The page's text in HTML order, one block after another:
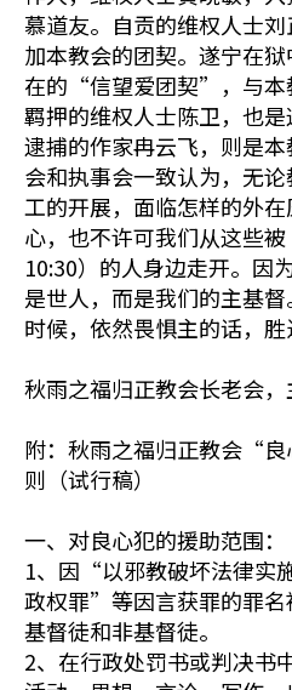
慕道友。自贡的维权人士
加本教会的团契。遂宁在
在的“信望爱团契”，与本
羁押的维权人士陈卫，也
逮捕的作家冉云飞，则是
会和执事会一致认为，无
工的开展，面临怎样的外
心，也不许可我们从这些
10:30）的人身边走开。因
是世人，而是我们的主基
时候，依然畏惧主的话，胜
秋雨之福归正教会长老会
附：秋雨之福归正教会“
则（试行稿）
一、对良心犯的援助范围：
1、因“以邪教破坏法律
政权罪”等因言获罪的罪名
基督徒和非基督徒。
2、在行政处罚书或判决书